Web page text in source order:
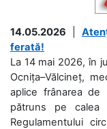
14.05.2026
ferată!
La 14 mai 2026, în
Ocnița–Vălcineț,
aplice frânarea
pătruns pe calea
Regulamentului